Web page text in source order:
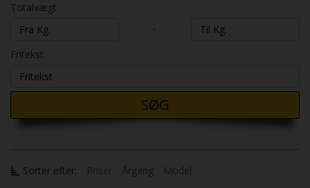
Totalvægt
-
Fritekst
SØG
Sorter efter: Priser Årgang Model